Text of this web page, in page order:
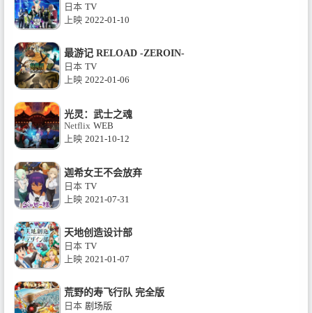
日本 TV
上映 2022-01-10
最游记 RELOAD -ZEROIN-
日本 TV
上映 2022-01-06
光灵：武士之魂
Netflix WEB
上映 2021-10-12
迦希女王不会放弃
日本 TV
上映 2021-07-31
天地创造设计部
日本 TV
上映 2021-01-07
荒野的寿飞行队 完全版
日本 剧场版